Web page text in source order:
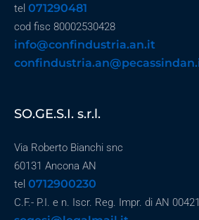
tel 071290481
cod fisc 80002530428
info@confindustria.an.it
SO.GE.S.I. s.r.l.
Via Roberto Bianchi snc
60131 Ancona AN
tel 0712900230
C.F.- P.I. e n. Iscr. Reg. Impr. di AN